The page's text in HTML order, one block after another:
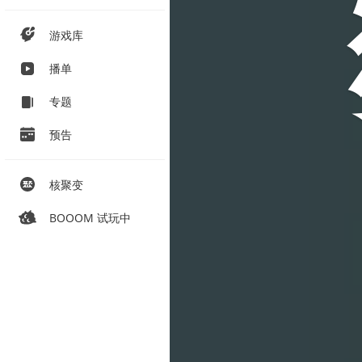
游戏库
播单
专题
预告
核聚变
BOOOM 试玩中